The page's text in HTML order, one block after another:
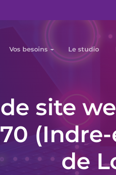
Vos besoins Le studio
site
de